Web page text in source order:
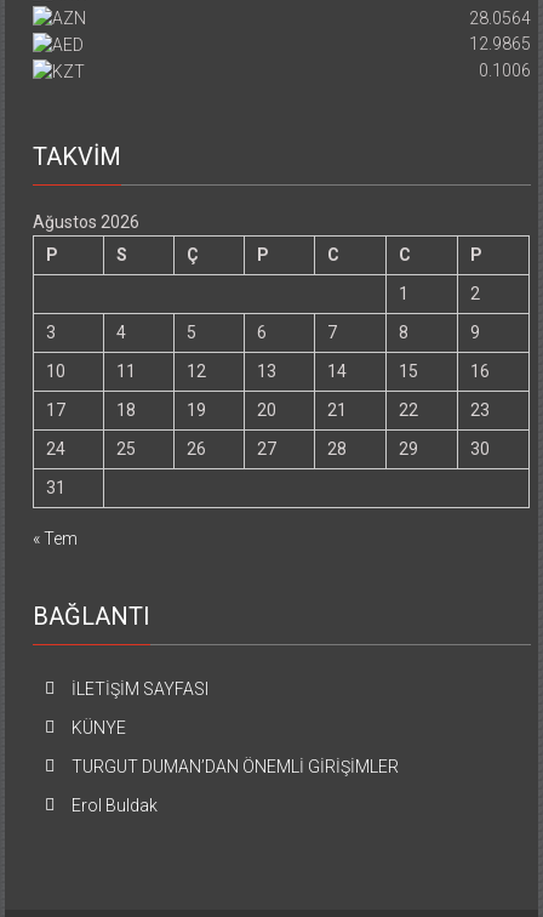
28.0564
12.9865
0.1006
TAKVİM
Ağustos 2026
P
S Ç P C C
P
1
2
3
4 5 6 7 8
9
10
11 12 13 14 15
16
17
18 19 20 21 22
23
24
25 26 27 28 29
30
31
« Tem
BAĞLANTI
İLETİŞİM SAYFASI
KÜNYE
TURGUT DUMAN’DAN ÖNEMLİ GİRİŞİMLER
Erol Buldak